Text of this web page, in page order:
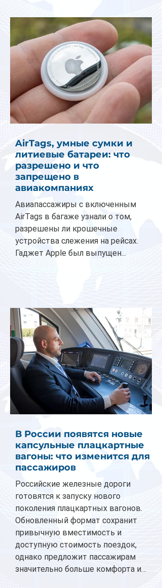
AirTags, умные сумки и
литиевые батареи: что
разрешено и что
запрещено в
авиакомпаниях
Авиапассажиры с включенным
AirTags в багаже узнали о том,
разрешены ли крошечные
устройства слежения на рейсах.
Гаджет Apple был выпущен...
В России появятся новые
капсульные плацкартные
вагоны: что изменится для
пассажиров
Российские железные дороги
готовятся к запуску нового
поколения плацкартных вагонов.
Обновленный формат сохранит
привычную вместимость и
доступную стоимость поездок,
однако предложит пассажирам
значительно больше комфорта и